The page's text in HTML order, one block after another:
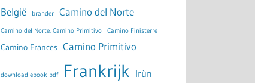
België brander Camino del Norte
Camino del Norte. Camino Primitivo Camino Finisterre
Camino Frances Camino Primitivo
download ebook pdf Frankrijk Irùn